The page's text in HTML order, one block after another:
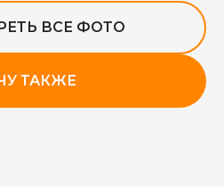
ВСЕ ФОТО
ТАКЖЕ